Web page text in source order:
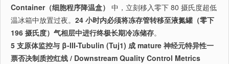
Container（细胞程序降温盒） 中，立刻移入零下 80 摄氏度超低
温冰箱中放置过夜。 24 小时内必须将冻存管转移至液氮罐（零下
196 摄氏度）气相层中进行终极长期冷冻储存。
5 支原体监控与 β-III-Tubulin (Tuj1) 成 mature 神经元特异性一
票否决制质控红线 / Downstream Quality Control Metrics